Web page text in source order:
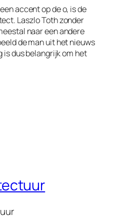
accent op de o, is de
Laszlo Toth zonder
naar een andere
de man uit het nieuws
is dus belangrijk om het